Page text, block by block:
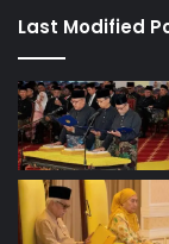
Last Modified